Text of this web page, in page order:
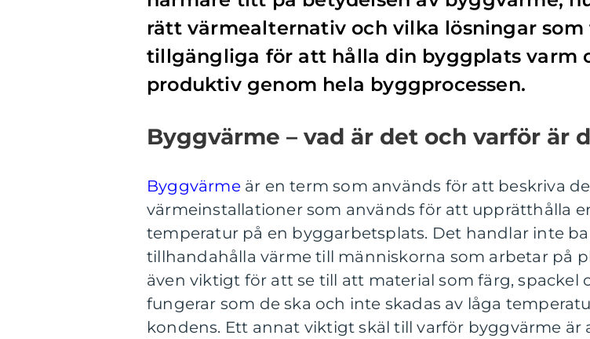
rätt värmealternativ och vilka lösningar som
tillgängliga för att hålla din byggplats varm
produktiv genom hela byggprocessen.
Byggvärme – vad är det och varför är
Byggvärmeär en term som används för att beskriva de
värmeinstallationer som används för att upprätthålla
temperatur på en byggarbetsplats. Det handlar inte
tillhandahålla värme till människorna som arbetar på
även viktigt för att se till att material som färg, spackel
fungerar som de ska och inte skadas av låga
kondens. Ett annat viktigt skäl till varför byggvärme är